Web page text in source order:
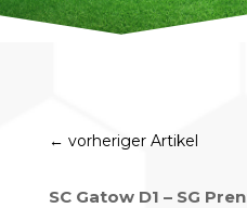
← vorheriger Artikel
SC Gatow D1 – SG